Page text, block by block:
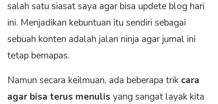
salah satu siasat saya agar bisa updete blog hari
ini. Menjadikan kebuntuan itu sendiri sebagai
sebuah konten adalah jalan ninja agar jurnal ini
tetap bernapas.
Namun secara keilmuan, ada beberapa trik cara
agar bisa terus menulis yang sangat layak kita